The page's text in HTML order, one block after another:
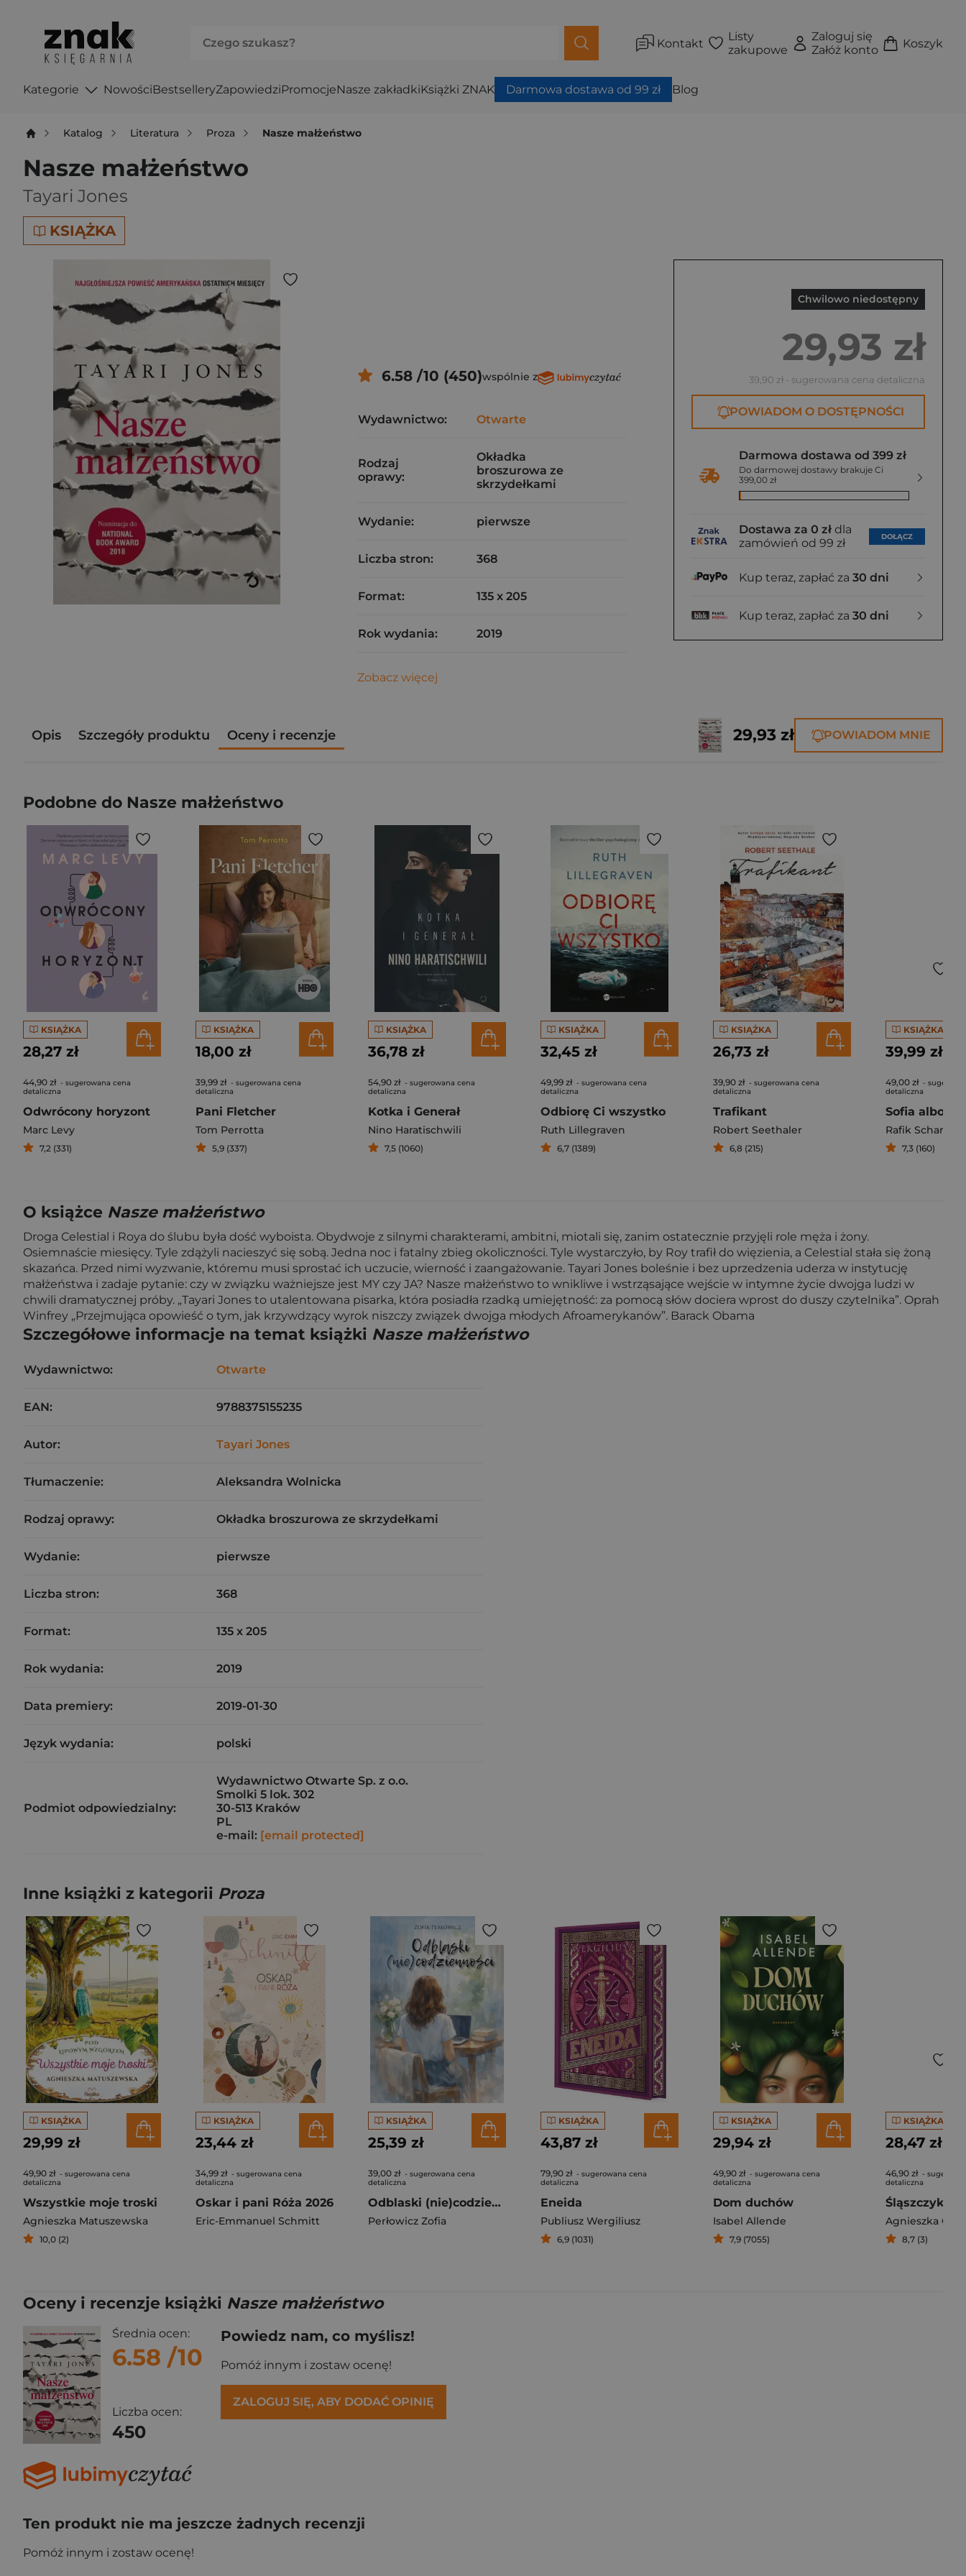
Kontakt
Listy
zakupowe
Zaloguj się
Załóż konto
Koszyk
Kategorie NowościBestselleryZapowiedziPromocjeNasze zakładkiKsiążki ZNAK Darmowa dostawa od 99 zł Blog
Katalog Literatura Proza Nasze małżeństwo
Nasze małżeństwo
Tayari Jones
KSIĄŻKA
Chwilowo niedostępny
29,93 zł
39,90 zł - sugerowana cena detaliczna
POWIADOM O DOSTĘPNOŚCI
Darmowa dostawa od 399 zł
Do darmowej dostawy brakuje Ci
399,00 zł
Dostawa za 0 zł dla
zamówień od 99 zł
DOŁĄCZ
Kup teraz, zapłać za 30 dni
Kup teraz, zapłać za 30 dni
6.58 /10 (450)wspólnie z
Wydawnictwo: Otwarte
Rodzaj
oprawy:
Okładka
broszurowa ze
skrzydełkami
Wydanie: pierwsze
Liczba stron: 368
Format: 135 x 205
Rok wydania: 2019
Zobacz więcej
Opis Szczegóły produktu Oceny i recenzje 29,93 zł POWIADOM MNIE
Podobne do Nasze małżeństwo
KSIĄŻKA
28,27 zł
44,90 zł - sugerowana cena
detaliczna
Odwrócony horyzont
Marc Levy
7,2 (331)
KSIĄŻKA
18,00 zł
39,99 zł - sugerowana cena
detaliczna
Pani Fletcher
Tom Perrotta
5,9 (337)
KSIĄŻKA
36,78 zł
54,90 zł - sugerowana cena
detaliczna
Kotka i Generał
Nino Haratischwili
7,5 (1060)
KSIĄŻKA
32,45 zł
49,99 zł - sugerowana cena
detaliczna
Odbiorę Ci wszystko
Ruth Lillegraven
6,7 (1389)
KSIĄŻKA
26,73 zł
39,90 zł - sugerowana cena
detaliczna
Trafikant
Robert Seethaler
6,8 (215)
KSIĄŻKA
39,99 zł
49,00 zł -
detaliczna
Rafik Schami
7,3 (160)
O książce Nasze małżeństwo
Droga Celestial i Roya do ślubu była dość wyboista. Obydwoje z silnymi charakterami, ambitni, miotali się, zanim ostatecznie przyjęli role męża i żony.
Osiemnaście miesięcy. Tyle zdążyli nacieszyć się sobą. Jedna noc i fatalny zbieg okoliczności. Tyle wystarczyło, by Roy trafił do więzienia, a Celestial stała się żoną
skazańca. Przed nimi wyzwanie, któremu musi sprostać ich uczucie, wierność i zaangażowanie. Tayari Jones boleśnie i bez uprzedzenia uderza w instytucję
małżeństwa i zadaje pytanie: czy w związku ważniejsze jest MY czy JA? Nasze małżeństwo to wnikliwe i wstrząsające wejście w intymne życie dwojga ludzi w
chwili dramatycznej próby. „Tayari Jones to utalentowana pisarka, która posiadła rzadką umiejętność: za pomocą słów dociera wprost do duszy czytelnika”. Oprah
Winfrey „Przejmująca opowieść o tym, jak krzywdzący wyrok niszczy związek dwojga młodych Afroamerykanów”. Barack Obama
Szczegółowe informacje na temat książki Nasze małżeństwo
Wydawnictwo: Otwarte
EAN: 9788375155235
Autor: Tayari Jones
Tłumaczenie: Aleksandra Wolnicka
Rodzaj oprawy: Okładka broszurowa ze skrzydełkami
Wydanie: pierwsze
Liczba stron: 368
Format: 135 x 205
Rok wydania: 2019
Data premiery: 2019-01-30
Język wydania: polski
Podmiot odpowiedzialny:
Wydawnictwo Otwarte Sp. z o.o.
Smolki 5 lok. 302
30-513 Kraków
PL
e-mail: [email protected]
Inne książki z kategorii Proza
KSIĄŻKA
29,99 zł
49,90 zł - sugerowana cena
detaliczna
Wszystkie moje troski
Agnieszka Matuszewska
10,0 (2)
KSIĄŻKA
23,44 zł
34,99 zł - sugerowana cena
detaliczna
Oskar i pani Róża 2026
Eric-Emmanuel Schmitt
KSIĄŻKA
25,39 zł
39,00 zł - sugerowana cena
detaliczna
Odblaski (nie)codzienności
Perłowicz Zofia
KSIĄŻKA
43,87 zł
79,90 zł - sugerowana cena
detaliczna
Eneida
Publiusz Wergiliusz
6,9 (1031)
KSIĄŻKA
29,94 zł
49,90 zł - sugerowana cena
detaliczna
Dom duchów
Isabel Allende
7,9 (7055)
KSIĄŻKA
28,47 zł
46,90 zł -
detaliczna
Śląszczyki
Agnieszka
8,7 (3)
Oceny i recenzje książki Nasze małżeństwo
Średnia ocen:
6.58 /10
Liczba ocen:
450
Powiedz nam, co myślisz!
Pomóż innym i zostaw ocenę!
ZALOGUJ SIĘ, ABY DODAĆ OPINIĘ
Ten produkt nie ma jeszcze żadnych recenzji
Pomóż innym i zostaw ocenę!